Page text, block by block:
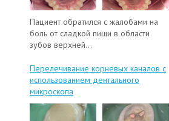
Пациент обратился с жалобами на
боль от сладкой пищи в области
зубов верхней...
Перелечивание корневых каналов с
использованием дентального
микроскопа